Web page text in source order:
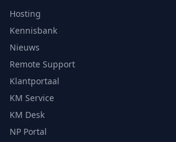
Hosting
Kennisbank
Nieuws
Remote Support
Klantportaal
KM Service
KM Desk
NP Portal